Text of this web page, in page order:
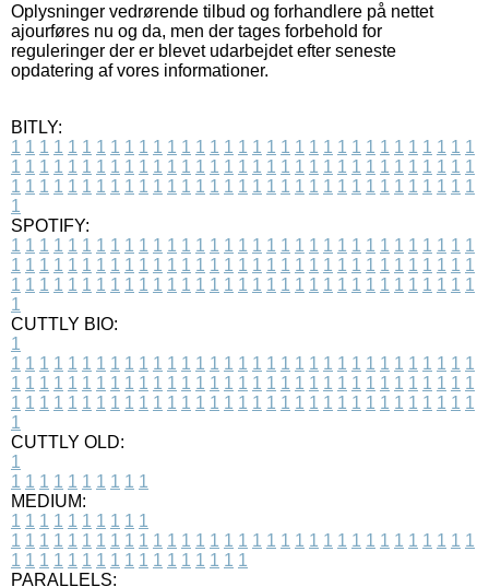
Oplysninger vedrørende tilbud og forhandlere på nettet
ajourføres nu og da, men der tages forbehold for
reguleringer der er blevet udarbejdet efter seneste
opdatering af vores informationer.
BITLY:
1 1 1 1 1 1 1 1 1 1 1 1 1 1 1 1 1 1 1 1 1 1 1 1 1 1 1 1 1 1 1 1 1
1 1 1 1 1 1 1 1 1 1 1 1 1 1 1 1 1 1 1 1 1 1 1 1 1 1 1 1 1 1 1 1 1
1 1 1 1 1 1 1 1 1 1 1 1 1 1 1 1 1 1 1 1 1 1 1 1 1 1 1 1 1 1 1 1 1
1
SPOTIFY:
1 1 1 1 1 1 1 1 1 1 1 1 1 1 1 1 1 1 1 1 1 1 1 1 1 1 1 1 1 1 1 1 1
1 1 1 1 1 1 1 1 1 1 1 1 1 1 1 1 1 1 1 1 1 1 1 1 1 1 1 1 1 1 1 1 1
1 1 1 1 1 1 1 1 1 1 1 1 1 1 1 1 1 1 1 1 1 1 1 1 1 1 1 1 1 1 1 1 1
1
CUTTLY BIO:
1
1 1 1 1 1 1 1 1 1 1 1 1 1 1 1 1 1 1 1 1 1 1 1 1 1 1 1 1 1 1 1 1 1
1 1 1 1 1 1 1 1 1 1 1 1 1 1 1 1 1 1 1 1 1 1 1 1 1 1 1 1 1 1 1 1 1
1 1 1 1 1 1 1 1 1 1 1 1 1 1 1 1 1 1 1 1 1 1 1 1 1 1 1 1 1 1 1 1 1
1
CUTTLY OLD:
1
1 1 1 1 1 1 1 1 1 1
MEDIUM:
1 1 1 1 1 1 1 1 1 1
1 1 1 1 1 1 1 1 1 1 1 1 1 1 1 1 1 1 1 1 1 1 1 1 1 1 1 1 1 1 1 1 1
1 1 1 1 1 1 1 1 1 1 1 1 1 1 1 1 1
PARALLELS: